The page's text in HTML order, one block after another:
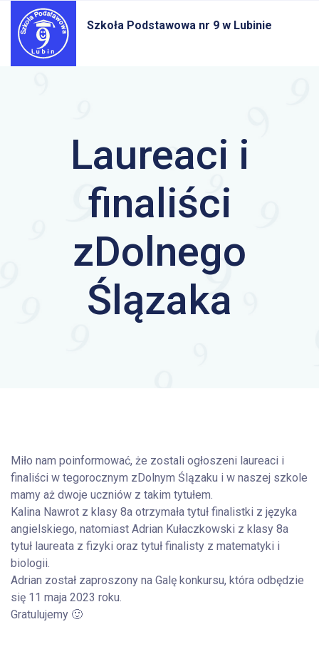
Szkoła Podstawowa nr 9 w Lubinie
Laureaci i
finaliści
zDolnego
Ślązaka
Miło nam poinformować, że zostali ogłoszeni laureaci i
finaliści w tegorocznym zDolnym Ślązaku i w naszej szkole
mamy aż dwoje uczniów z takim tytułem.
Kalina Nawrot z klasy 8a otrzymała tytuł finalistki z języka
angielskiego, natomiast Adrian Kułaczkowski z klasy 8a
tytuł laureata z fizyki oraz tytuł finalisty z matematyki i
biologii.
Adrian został zaproszony na Galę konkursu, która odbędzie
się 11 maja 2023 roku.
Gratulujemy 🙂